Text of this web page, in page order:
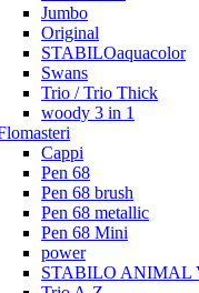
Jumbo
Original
STABILOaquacolor
Swans
Trio / Trio Thick
woody 3 in 1
Cappi
Pen 68
Pen 68 brush
Pen 68 metallic
Pen 68 Mini
power
STABILO ANIMAL